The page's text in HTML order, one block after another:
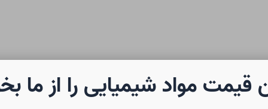
شیمی صفحه نخست
قیمت مواد شیمیایی را از ما